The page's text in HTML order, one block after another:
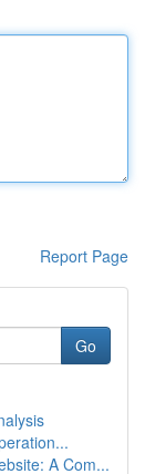
Report Page
Go
A Com...